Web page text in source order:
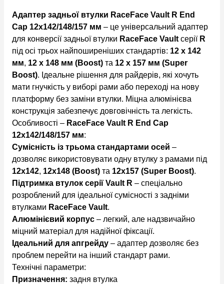
Адаптер задньої втулки RaceFace Vault R End
Cap 12x142/148/157 мм – це універсальний адаптер
для конверсії задньої втулки RaceFace Vault серії R
під осі трьох найпоширеніших стандартів: 12 x 142
мм, 12 x 148 мм (Boost) та 12 x 157 мм (Super
Boost). Ідеальне рішення для райдерів, які хочуть
мати гнучкість у виборі рами або переході на нову
платформу без заміни втулки. Міцна алюмінієва
конструкція забезпечує довговічність та легкість.
Особливості – RaceFace Vault R End Cap
12x142/148/157 мм:
Сумісність із трьома стандартами осей –
дозволяє використовувати одну втулку з рамами під
12x142, 12x148 (Boost) та 12x157 (Super Boost).
Підтримка втулок серії Vault R – спеціально
розроблений для ідеальної сумісності з задніми
втулками RaceFace Vault.
Алюмінієвий корпус – легкий, але надзвичайно
міцний матеріал для надійної фіксації.
Ідеальний для апгрейду – адаптер дозволяє без
проблем перейти на інший стандарт рами.
Технічні параметри:
Призначення: задня втулка